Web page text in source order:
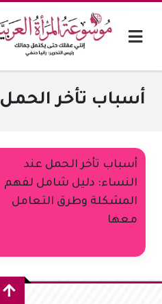
أسباب تأخر الحمل
أسباب تأخر الحمل عند
النساء: دليل شامل لفهم
المشكلة وطرق التعامل
معها